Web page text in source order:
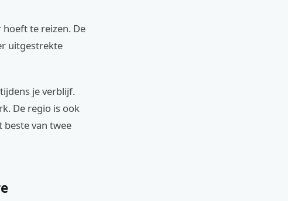
te reizen. De
uitgestrekte
je verblijf.
De regio is ook
beste van twee